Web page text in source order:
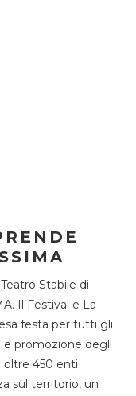
Stabile di
Il Festival e La
festa per tutti gli
e promozione degli
oltre 450 enti
sul territorio, un